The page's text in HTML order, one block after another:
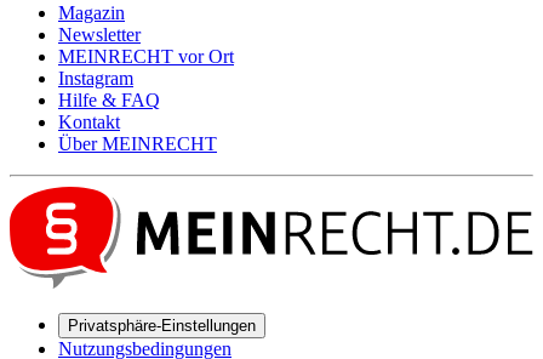
Magazin
Newsletter
MEINRECHT vor Ort
Instagram
Hilfe & FAQ
Kontakt
ÜberMEINRECHT
Privatsphäre-Einstellungen
Nutzungsbedingungen